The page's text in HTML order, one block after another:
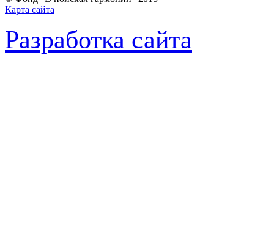
Карта сайта
Политика конфиденциальности
Оферта
Разработка сайта